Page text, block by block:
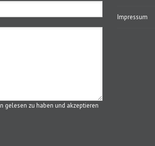
gelesen zu haben und akzeptieren
Impressum